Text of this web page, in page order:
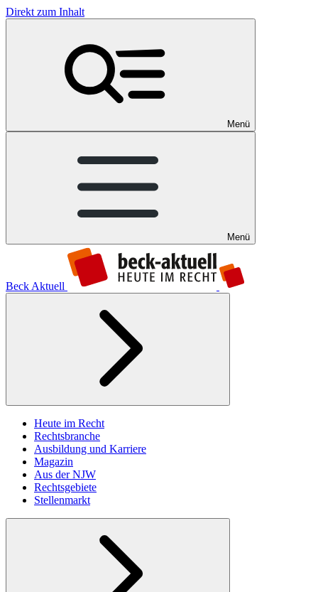
Direkt zum Inhalt
Menü
Menü
Beck Aktuell
Heute im Recht
Rechtsbranche
Ausbildung und Karriere
Magazin
Aus der NJW
Rechtsgebiete
Stellenmarkt